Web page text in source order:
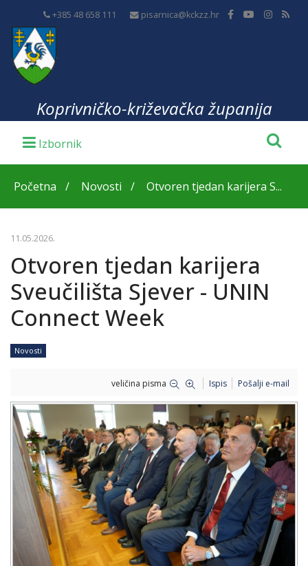
+385 48 658 111 pisarnica@kckzz.hr
Koprivničko-križevačka županija
Početna Novosti Otvoren tjedan karijera S...
11.05.2026.
Otvoren tjedan karijera
Sveučilišta Sjever - UNIN
Connect Week
Novosti
veličina pisma Ispis Pošalji e-mail